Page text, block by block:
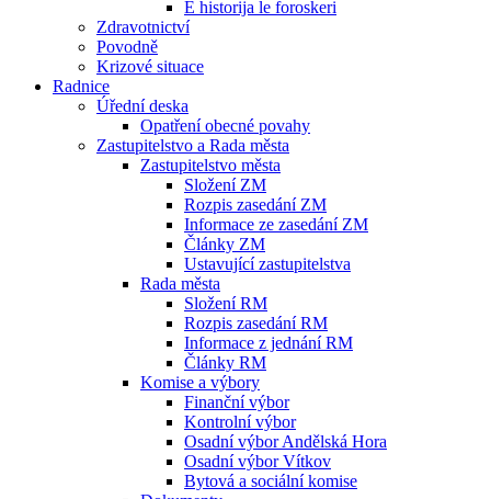
E historija le foroskeri
Zdravotnictví
Povodně
Krizové situace
Radnice
Úřední deska
Opatření obecné povahy
Zastupitelstvo a Rada města
Zastupitelstvo města
Složení ZM
Rozpis zasedání ZM
Informace ze zasedání ZM
Články ZM
Ustavující zastupitelstva
Rada města
Složení RM
Rozpis zasedání RM
Informace z jednání RM
Články RM
Komise a výbory
Finanční výbor
Kontrolní výbor
Osadní výbor Andělská Hora
Osadní výbor Vítkov
Bytová a sociální komise